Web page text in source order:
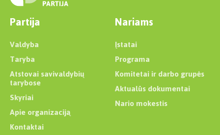
Partija
Valdyba
Taryba
Atstovai savivaldybių
tarybose
Skyriai
Apie organizaciją
Kontaktai
Nariams
Įstatai
Programa
Komitetai ir darbo grupės
Aktualūs dokumentai
Nario mokestis